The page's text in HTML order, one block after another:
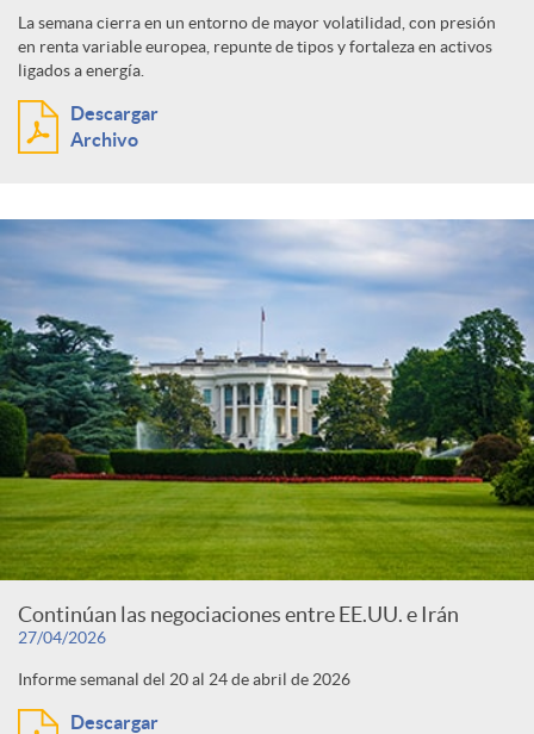
La semana cierra en un entorno de mayor volatilidad, con presión
en renta variable europea, repunte de tipos y fortaleza en activos
ligados a energía.
Descargar
Archivo
Continúan las negociaciones entre EE.UU. e Irán
27/04/2026
Informe semanal del 20 al 24 de abril de 2026
Descargar